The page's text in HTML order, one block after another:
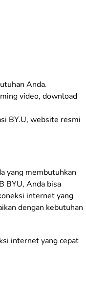
Anda.
video, download
BY.U, website resmi
yang membutuhkan
BYU, Anda bisa
internet yang
dengan kebutuhan
internet yang cepat